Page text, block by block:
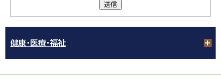
送信
健康・医療・福祉